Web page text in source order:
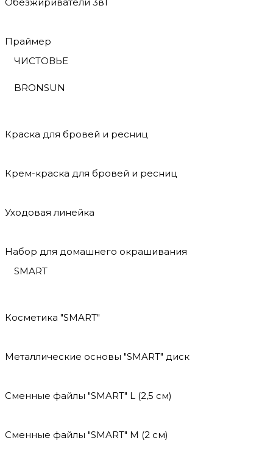
Праймер
ЧИСТОВЬЕ
BRONSUN
Краска для бровей и ресниц
Крем-краска для бровей и ресниц
Уходовая линейка
Набор для домашнего окрашивания
SMART
Косметика "SMART"
Металлические основы "SMART" диск
Сменные файлы "SMART" L (2,5 см)
Сменные файлы "SMART" M (2 см)